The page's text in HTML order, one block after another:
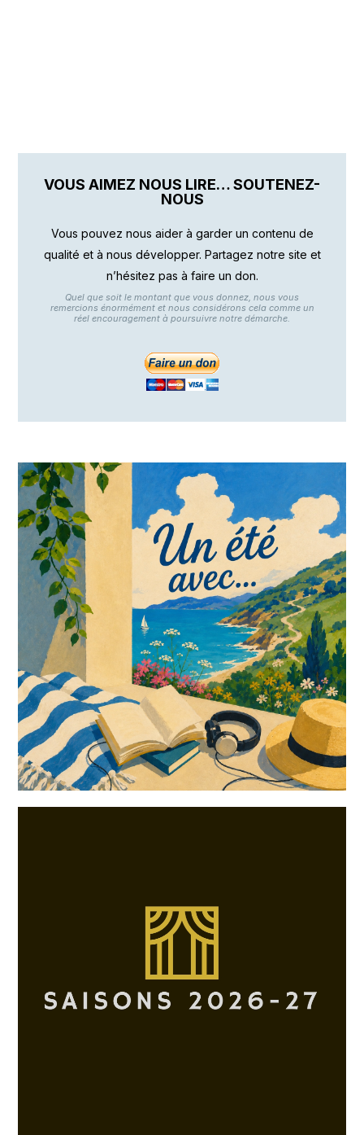
VOUS AIMEZ NOUS LIRE… SOUTENEZ-
NOUS
Vous pouvez nous aider à garder un contenu de
qualité et à nous développer. Partagez notre site et
n’hésitez pas à faire un don.
Quel que soit le montant que vous donnez, nous vous
remercions énormément et nous considérons cela comme un
réel encouragement à poursuivre notre démarche.